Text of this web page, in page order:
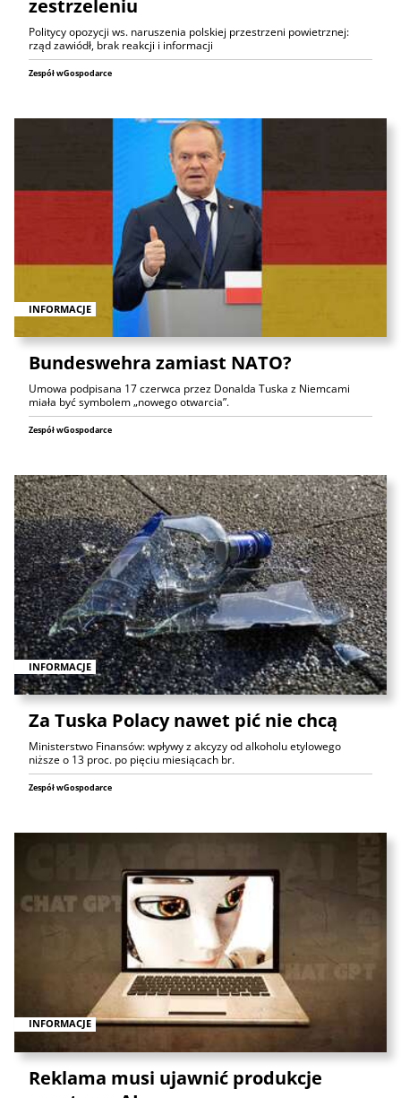
zestrzeleniu
Politycy opozycji ws. naruszenia polskiej przestrzeni powietrznej:
rząd zawiódł, brak reakcji i informacji
Zespół wGospodarce
INFORMACJE
Bundeswehra zamiast NATO?
Umowa podpisana 17 czerwca przez Donalda Tuska z Niemcami
miała być symbolem „nowego otwarcia”.
Zespół wGospodarce
INFORMACJE
Za Tuska Polacy nawet pić nie chcą
Ministerstwo Finansów: wpływy z akcyzy od alkoholu etylowego
niższe o 13 proc. po pięciu miesiącach br.
Zespół wGospodarce
INFORMACJE
Reklama musi ujawnić produkcje